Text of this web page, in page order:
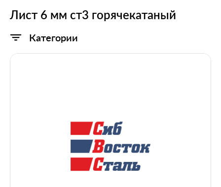
Лист 6 мм ст3 горячекатаный
Категории